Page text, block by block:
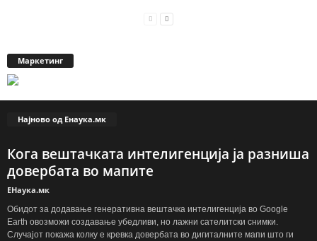
Маркетинг
Најново од Енаука.мк
Кога вештачката интелигенција ја разниша
довербата во мапите
ЕНаука.мк
Обидот за додавање генеративна вештачка интелигенција во Google
Earth овозможи создавање убедливи, но лажни сателитски снимки.
Случајот покажа колку е кревка довербата во дигиталните мапи што ги